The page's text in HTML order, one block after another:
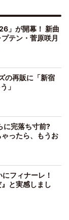
」が開幕！ 新曲
テン・菅原咲月
の再販に「新宿
」
に完落ち寸前?
ゃったら、もうお
フィナーレ！
』と実感しまし